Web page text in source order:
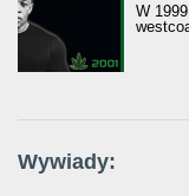
W
Wywiady: